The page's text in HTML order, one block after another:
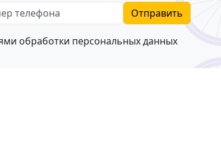
телефона Отправить
обработки персональных данных